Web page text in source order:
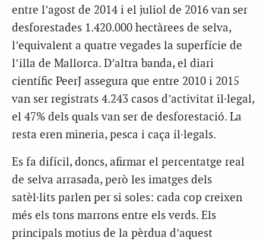
entre l’agost de 2014 i el juliol de 2016 van ser
desforestades 1.420.000 hectàrees de selva,
l’equivalent a quatre vegades la superfície de
l’illa de Mallorca. D’altra banda, el diari
científic PeerJ assegura que entre 2010 i 2015
van ser registrats 4.243 casos d’activitat il·legal,
el 47% dels quals van ser de desforestació. La
resta eren mineria, pesca i caça il·legals.
Es fa difícil, doncs, afirmar el percentatge real
de selva arrasada, però les imatges dels
satèl·lits parlen per si soles: cada cop creixen
més els tons marrons entre els verds. Els
principals motius de la pèrdua d’aquest